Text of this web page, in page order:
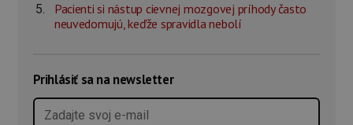
Pacienti si nástup cievnej mozgovej príhody často
neuvedomujú, keďže spravidla nebolí
Prihlásiť sa na newsletter